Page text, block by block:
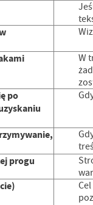
W
po
progu